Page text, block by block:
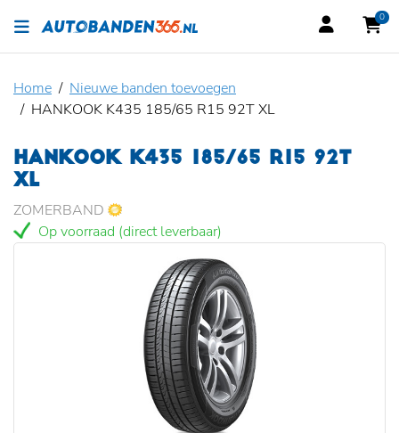
0
Home
Nieuwe banden toevoegen
HANKOOK K435 185/65 R15 92T XL
HANKOOK K435 185/65 R15 92T
XL
ZOMERBAND
Op voorraad (direct leverbaar)